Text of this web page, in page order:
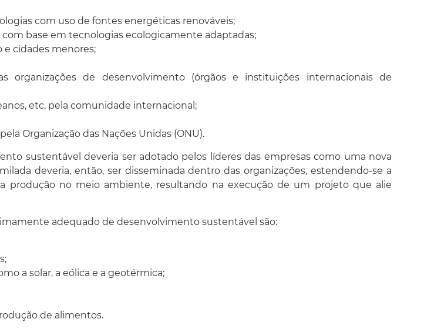
com uso de fontes energéticas renováveis;
base em tecnologias ecologicamente adaptadas;
cidades menores;
organizações de desenvolvimento (órgãos e instituições internacionais de
etc, pela comunidade internacional;
Organização das Nações Unidas (ONU).
sustentável deveria ser adotado pelos líderes das empresas como uma nova
deveria, então, ser disseminada dentro das organizações, estendendo-se a
produção no meio ambiente, resultando na execução de um projeto que alie
adequado de desenvolvimento sustentável são:
a solar, a eólica e a geotérmica;
de alimentos.